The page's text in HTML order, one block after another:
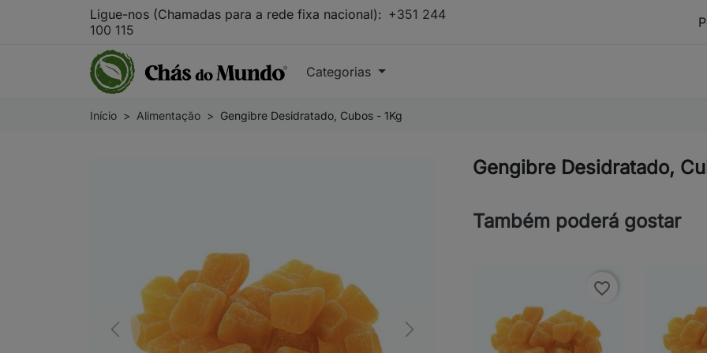
Ligue-nos (Chamadas para a rede fixa nacional): +351 244
100 115
Categorias
Início Alimentação Gengibre Desidratado, Cubos - 1Kg
Previous Next
Gengibre Desidratado,
Também poderá gostar
favorite_border